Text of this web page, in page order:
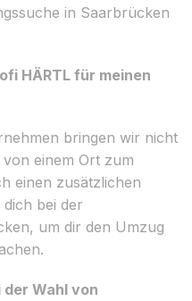
in Saarbrücken
HÄRTL für meinen
bringen wir nicht
einem Ort zum
einen zusätzlichen
bei der
um dir den Umzug
Wahl von